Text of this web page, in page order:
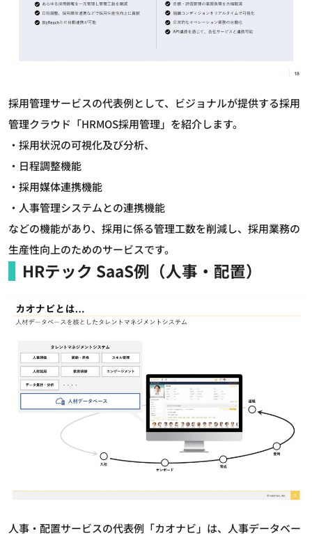
採用管理サービスの代表例として、ビジョナルが提供する採用
管理クラウド「HRMOS採用管理」を紹介します。
・採用状況の可視化及び分析、
・日程調整機能
・採用媒体連携機能
・人事管理システムとの連携機能
などの機能があり、採用に係る管理工数を削減し、採用業務の
生産性向上のためのサービスです。
HRテック SaaS例（人事・配置）
人事・配置サービスの代表例「カオナビ」は、人事データベー